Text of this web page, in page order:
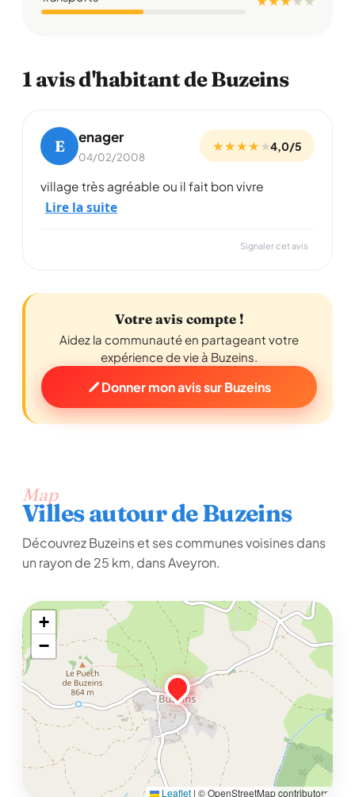
1 avis d'habitant de Buzeins
E enager
04/02/2008
★ ★ ★ ★★4,0/5
village très agréable ou il fait bon vivre
Lire la suite
Signaler cet avis
Votre avis compte !
Aidez la communauté en partageant votre
expérience de vie à Buzeins.
Donner mon avis sur Buzeins
Map
Villes autour de Buzeins
Découvrez Buzeins et ses communes voisines dans
un rayon de 25 km, dans Aveyron.
+
−
Leaflet | © OpenStreetMap contributors